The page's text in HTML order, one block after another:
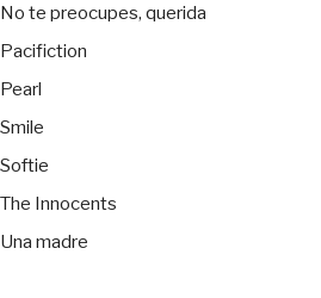
No te preocupes, querida
Pacifiction
Pearl
Smile
Softie
The Innocents
Una madre